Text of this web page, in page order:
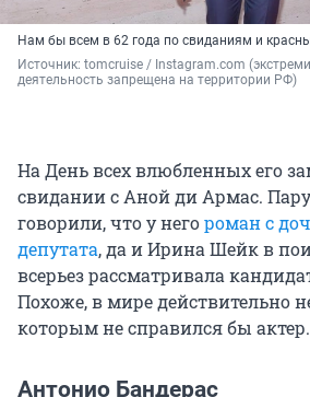
Нам бы всем в 62 года по свиданиям и
Источник: tomcruise / Instagram.com
деятельность запрещена на территории РФ)
На День всех влюбленных его
свидании с Аной ди Армас.
говорили, что у негороман с
депутата, да и Ирина Шейк в
всерьез рассматривала
Похоже, в мире действительно
которым не справился бы актер.
Антонио Бандерас